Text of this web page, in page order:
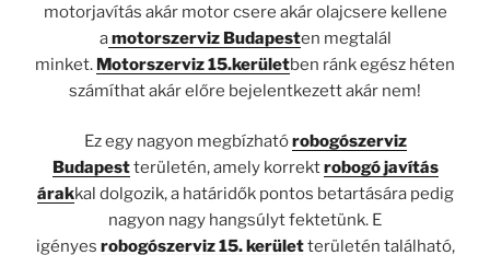
motorjavítás akár motor csere akár olajcsere kellene
amotorszerviz Budapesten megtalál
minket. Motorszerviz 15.kerületben ránk egész héten
számíthat akár előre bejelentkezett akár nem!
Ez egy nagyon megbízhatórobogószerviz
Budapestterületén, amely korrektrobogó javítás
árakkal dolgozik, a határidők pontos betartására pedig
nagyon nagy hangsúlyt fektetünk. E
igényes robogószerviz 15. kerületterületén található,